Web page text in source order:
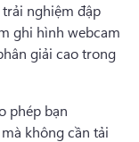
trải nghiệm đập
ghi hình webcam
giải cao trong
phép bạn
không cần tải